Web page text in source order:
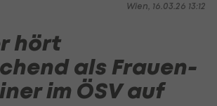
Wien, 16.03.26 13:12
hört
als Frauen-
im ÖSV auf